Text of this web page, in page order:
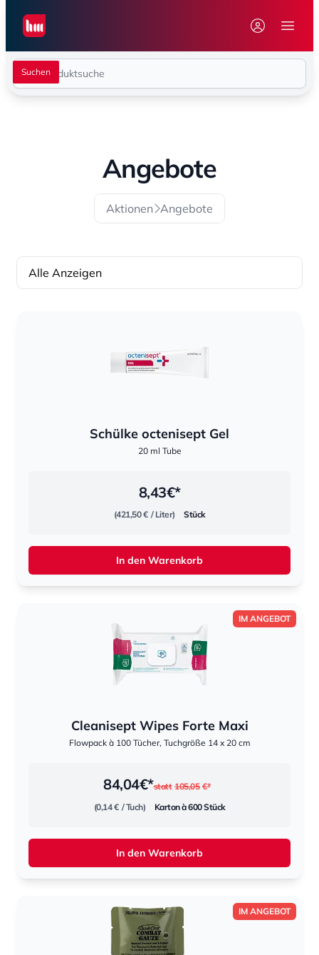
Seiwert GmbH
Menü
Angebote
Aktionen Angebote
Alle Anzeigen
Schülke octenisept Gel
20 ml Tube
8,43€*
(421,50 € / Liter) Stück
In den Warenkorb
IM ANGEBOT
Cleanisept Wipes Forte Maxi
Flowpack à 100 Tücher, Tuchgröße 14 x 20 cm
statt 105,05 €*
84,04€*
(0,14 € / Tuch) Karton à 600 Stück
In den Warenkorb
IM ANGEBOT